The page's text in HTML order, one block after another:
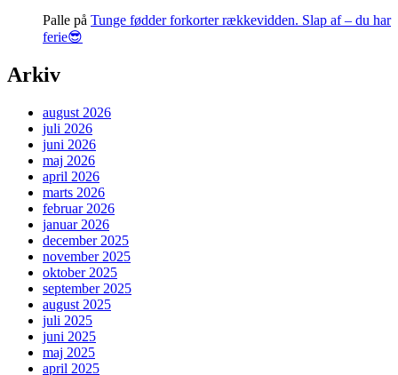
Palle på Tunge fødder forkorter rækkevidden. Slap af – du har
ferie😎
Arkiv
august 2026
juli 2026
juni 2026
maj 2026
april 2026
marts 2026
februar 2026
januar 2026
december 2025
november 2025
oktober 2025
september 2025
august 2025
juli 2025
juni 2025
maj 2025
april 2025